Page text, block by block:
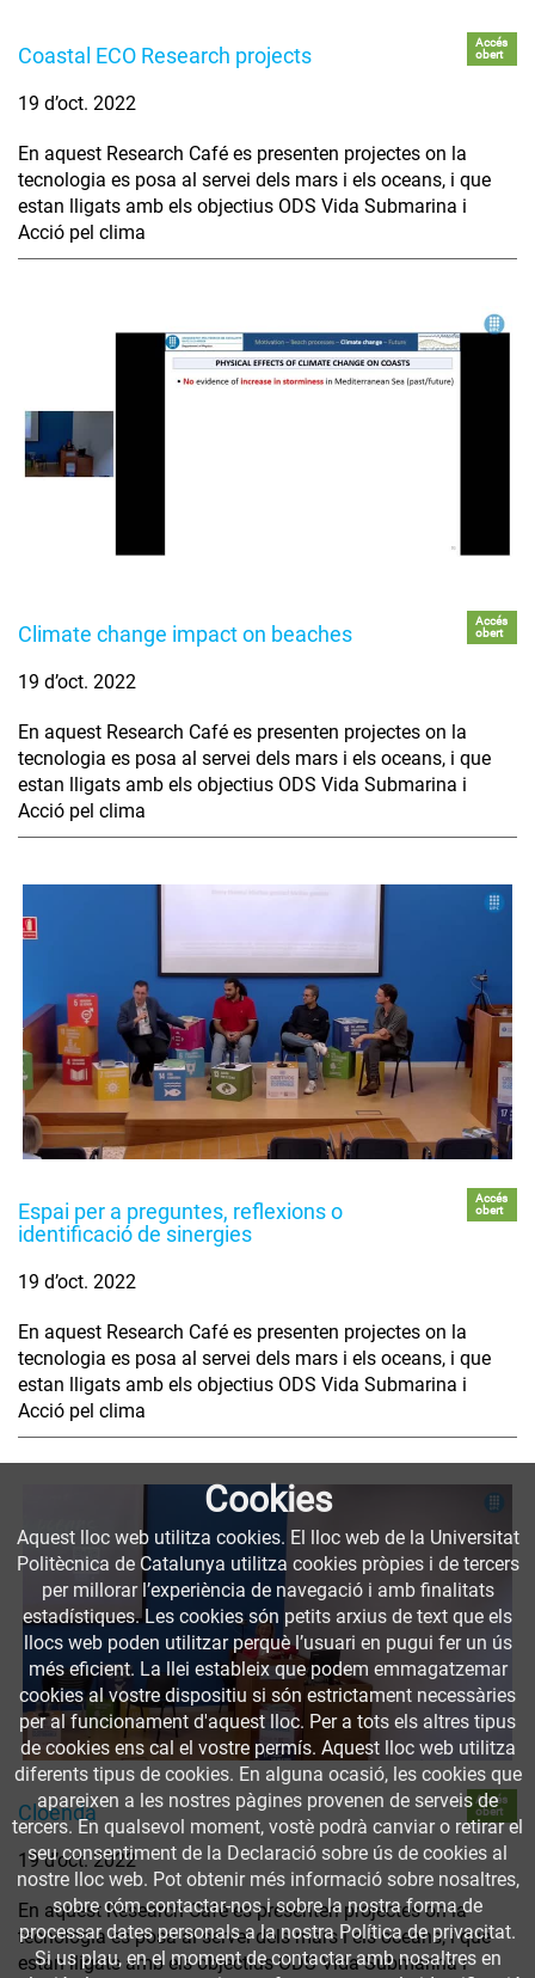
Coastal ECO Research projects
Accés
obert
19 d’oct. 2022
En aquest Research Café es presenten projectes on la
tecnologia es posa al servei dels mars i els oceans, i que
estan lligats amb els objectius ODS Vida Submarina i
Acció pel clima
Climate change impact on beaches
Accés
obert
19 d’oct. 2022
En aquest Research Café es presenten projectes on la
tecnologia es posa al servei dels mars i els oceans, i que
estan lligats amb els objectius ODS Vida Submarina i
Acció pel clima
Espai per a preguntes, reflexions o
identificació de sinergies
Accés
obert
19 d’oct. 2022
En aquest Research Café es presenten projectes on la
tecnologia es posa al servei dels mars i els oceans, i que
estan lligats amb els objectius ODS Vida Submarina i
Acció pel clima
Cloenda
Accés
obert
19 d’oct. 2022
En aquest Research Café es presenten projectes on la
tecnologia es posa al servei dels mars i els oceans, i que
estan lligats amb els objectius ODS Vida Submarina i
Cookies
Aquest lloc web utilitza cookies. El lloc web de la Universitat
Politècnica de Catalunya utilitza cookies pròpies i de tercers
per millorar l’experiència de navegació i amb finalitats
estadístiques. Les cookies són petits arxius de text que els
llocs web poden utilitzar perquè l’usuari en pugui fer un ús
més eficient. La llei estableix que podem emmagatzemar
cookies al vostre dispositiu si són estrictament necessàries
per al funcionament d'aquest lloc. Per a tots els altres tipus
de cookies ens cal el vostre permís. Aquest lloc web utilitza
diferents tipus de cookies. En alguna ocasió, les cookies que
apareixen a les nostres pàgines provenen de serveis de
tercers. En qualsevol moment, vostè podrà canviar o retirar el
seu consentiment de la Declaració sobre ús de cookies al
nostre lloc web. Pot obtenir més informació sobre nosaltres,
sobre cóm contactar-nos i sobre la nostra forma de
processar dates personals a la nostra Política de privacitat.
Si us plau, en el moment de contactar amb nosaltres en